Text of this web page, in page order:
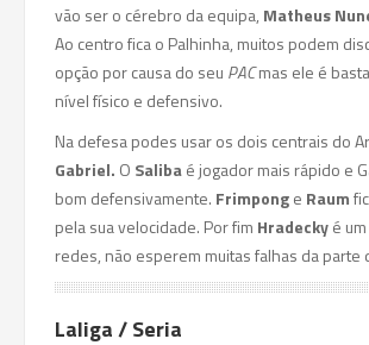
vão ser o cérebro da equipa, Matheus
Ao centro fica o Palhinha, muitos podem
opção por causa do seu PACmas ele é
nível físico e defensivo.
Na defesa podes usar os dois centrais do
Gabriel. O Salibaé jogador mais rápido e
bom defensivamente. Frimponge Raum
pela sua velocidade. Por fim Hradeckyé
redes, não esperem muitas falhas da parte
Laliga / Seria